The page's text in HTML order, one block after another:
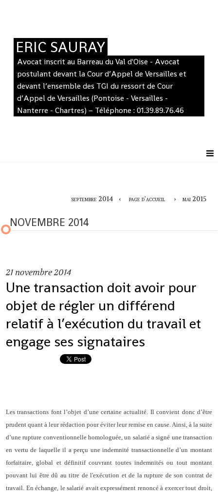
ERIC SAURAY
Avocat inscrit au Barreau du Val d'Oise - Avocat
postulant devant la Cour d’Appel de Versailles et
devant l’ensemble des TGI du ressort de Cour
d’Appel de Versailles (Pontoise - Versailles -
Nanterre - Chartres) – Téléphone : 01.39.89.76.46
septembre 2014 page d'accueil mai 2015
NOVEMBRE 2014
21novembre 2014
Une transaction doit avoir pour
objet de régler un différend
relatif à l’exécution du travail et
engage ses signataires
Les transactions font l’objet d’une certaine actualité. Il convient donc d’être
prudent quant à leur rédaction pour éviter leur remise en cause. Ainsi, à la suite
d’une rupture conventionnelle homologuée, un salarié a signé une transaction
en vertu de laquelle il a perçu une indemnité transactionnelle d’un montant
forfaitaire, global et définitif couvrant toutes indemnités ou tout montant
pouvant lui être dû au titre de l'exécution et de la rupture de son contrat de
travail. En échange, le salarié avait expressément renoncé à exercer tout droit,